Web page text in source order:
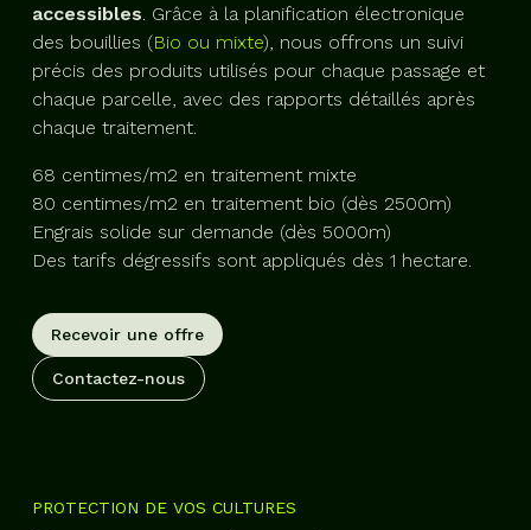
accessibles . Grâce à la planification électronique
des bouillies (Bio ou mixte), nous offrons un suivi
précis des produits utilisés pour chaque passage et
chaque parcelle, avec des rapports détaillés après
chaque traitement.
68 centimes/m2 en traitement mixte
80 centimes/m2 en traitement bio (dès 2500m)
Engrais solide sur demande (dès 5000m)
Des tarifs dégressifs sont appliqués dès 1 hectare.
Recevoir une offre
Contactez-nous
PROTECTION DE VOS CULTURES